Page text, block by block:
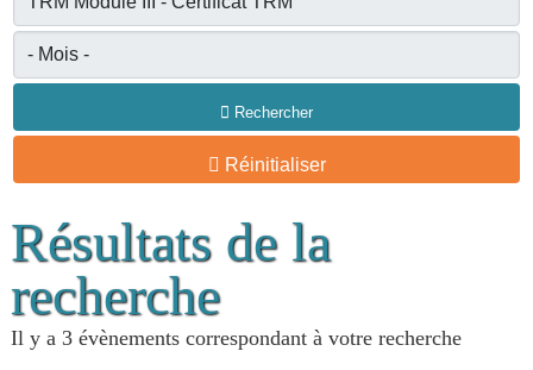
Rechercher
Réinitialiser
Résultats de la
recherche
Il y a 3 évènements correspondant à votre recherche